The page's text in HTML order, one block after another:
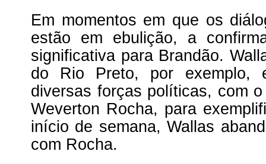
Em momentos em que os
estão em ebulição, a
significativa para Brandão.
do Rio Preto, por exemplo,
diversas forças políticas, com
Weverton Rocha, para
início de semana, Wallas
com Rocha.